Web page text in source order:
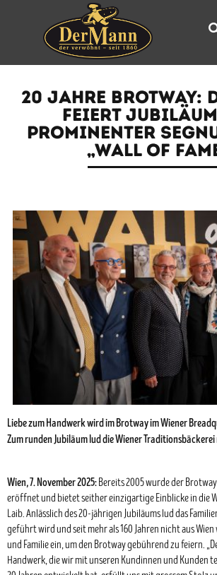
FILIALEN
BÄCKEREI
BROTWAY
NEWS
KARRIERE
VIDEOS
20 JAHRE BROTWAY:
FEIERT
PROMINENTER
„WALL OF
Liebe zum Handwerk wird im Brotway im Wiener
Zum runden Jubiläum lud die Wiener
Wien, 7. November 2025: Bereits 2005 wurde der
eröffnet und bietet seither einzigartige Einblicke in die
Laib. Anlässlich des 20-jährigen Jubiläums lud das
geführt wird und seit mehr als 160 Jahren nicht aus
und Familie ein, um den Brotway gebührend zu feiern.
Handwerk, die wir mit unseren Kundinnen und Kunden